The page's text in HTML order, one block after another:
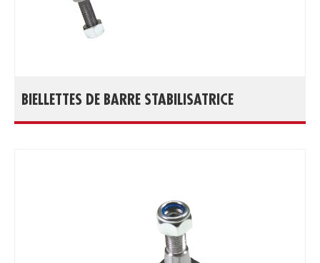
BIELLETTES DE BARRE STABILISATRICE